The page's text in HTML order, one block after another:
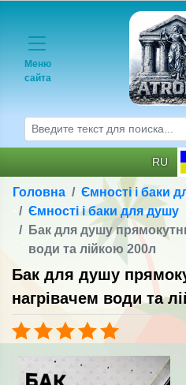
Меню
сайта
RU
Головна
Ємності і баки
Ємності і баки для душу
Бак для душу
води та лійкою 200л
Бак для душу
нагрівачем води та